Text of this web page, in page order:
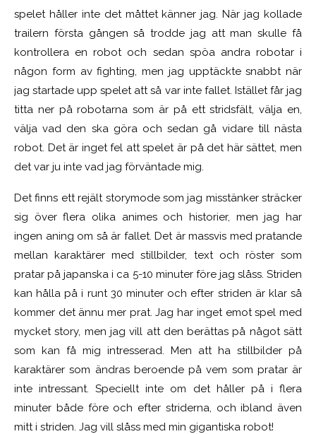
spelet håller inte det måttet känner jag. När jag kollade
trailern första gången så trodde jag att man skulle få
kontrollera en robot och sedan spöa andra robotar i
någon form av fighting, men jag upptäckte snabbt när
jag startade upp spelet att så var inte fallet. Istället får jag
titta ner på robotarna som är på ett stridsfält, välja en,
välja vad den ska göra och sedan gå vidare till nästa
robot. Det är inget fel att spelet är på det här sättet, men
det var ju inte vad jag förväntade mig.
Det finns ett rejält storymode som jag misstänker sträcker
sig över flera olika animes och historier, men jag har
ingen aning om så är fallet. Det är massvis med pratande
mellan karaktärer med stillbilder, text och röster som
pratar på japanska i ca 5-10 minuter före jag slåss. Striden
kan hålla på i runt 30 minuter och efter striden är klar så
kommer det ännu mer prat. Jag har inget emot spel med
mycket story, men jag vill att den berättas på något sätt
som kan få mig intresserad. Men att ha stillbilder på
karaktärer som ändras beroende på vem som pratar är
inte intressant. Speciellt inte om det håller på i flera
minuter både före och efter striderna, och ibland även
mitt i striden. Jag vill slåss med min gigantiska robot!